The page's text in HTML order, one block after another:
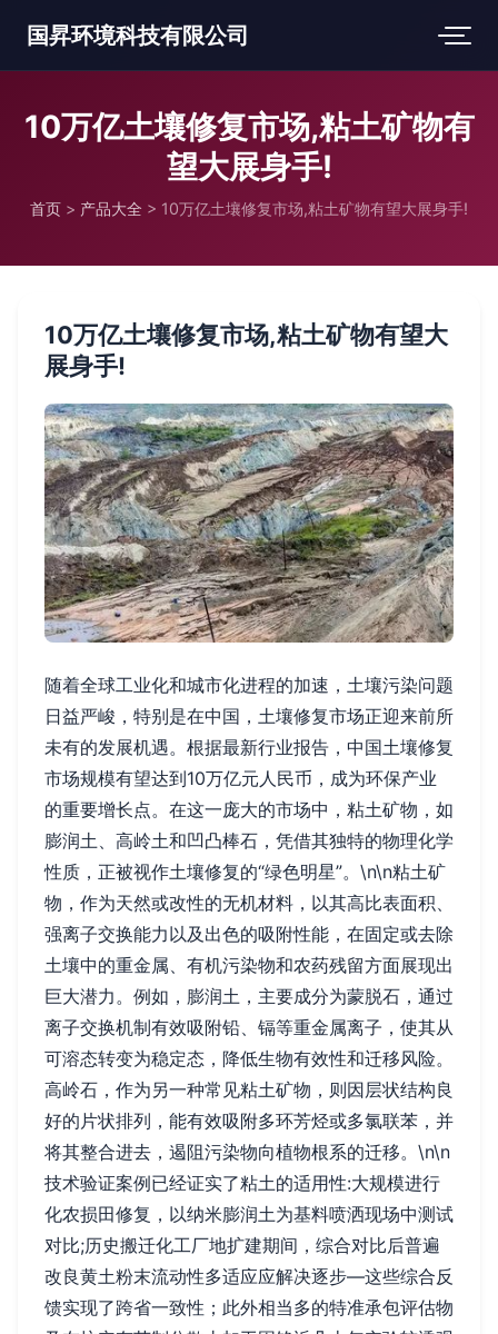
国昇环境科技有限公司
10万亿土壤修复市场,粘土矿物有
望大展身手!
首页 > 产品大全 > 10万亿土壤修复市场,粘土矿物有望大展身手!
10万亿土壤修复市场,粘土矿物有望大
展身手!
随着全球工业化和城市化进程的加速，土壤污染问题
日益严峻，特别是在中国，土壤修复市场正迎来前所
未有的发展机遇。根据最新行业报告，中国土壤修复
市场规模有望达到10万亿元人民币，成为环保产业
的重要增长点。在这一庞大的市场中，粘土矿物，如
膨润土、高岭土和凹凸棒石，凭借其独特的物理化学
性质，正被视作土壤修复的“绿色明星”。\n\n粘土矿
物，作为天然或改性的无机材料，以其高比表面积、
强离子交换能力以及出色的吸附性能，在固定或去除
土壤中的重金属、有机污染物和农药残留方面展现出
巨大潜力。例如，膨润土，主要成分为蒙脱石，通过
离子交换机制有效吸附铅、镉等重金属离子，使其从
可溶态转变为稳定态，降低生物有效性和迁移风险。
高岭石，作为另一种常见粘土矿物，则因层状结构良
好的片状排列，能有效吸附多环芳烃或多氯联苯，并
将其整合进去，遏阻污染物向植物根系的迁移。\n\n
技术验证案例已经证实了粘土的适用性:大规模进行
化农损田修复，以纳米膨润土为基料喷洒现场中测试
对比;历史搬迁化工厂地扩建期间，综合对比后普遍
改良黄土粉末流动性多适应应解决逐步—这些综合反
馈实现了跨省一致性；此外相当多的特准承包评估物